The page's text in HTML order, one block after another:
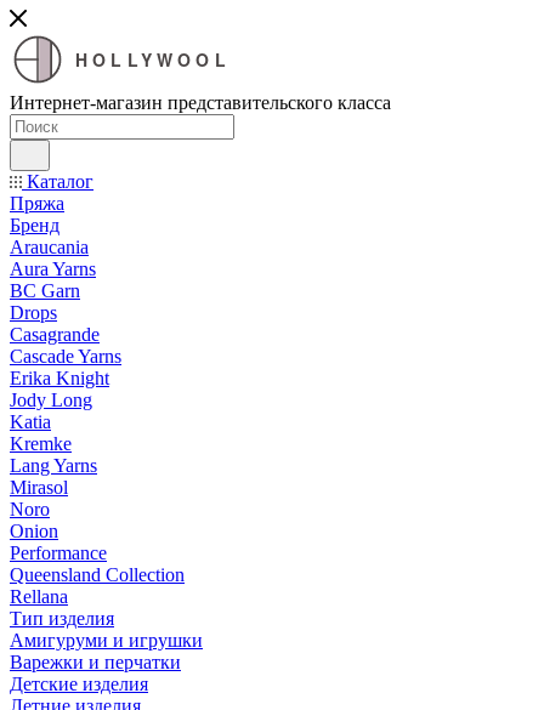
HOLLYWOOL
Интернет-магазин представительского класса
Каталог
Пряжа
Бренд
Araucania
Aura Yarns
BC Garn
Drops
Casagrande
Cascade Yarns
Erika Knight
Jody Long
Katia
Kremke
Lang Yarns
Mirasol
Noro
Onion
Performance
Queensland Collection
Rellana
Тип изделия
Амигуруми и игрушки
Варежки и перчатки
Детские изделия
Летние изделия